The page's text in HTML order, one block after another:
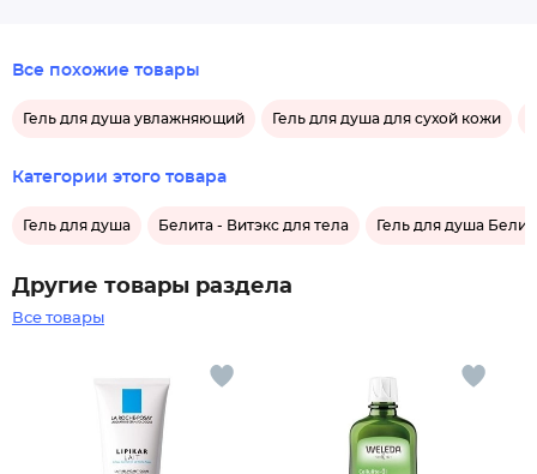
Все похожие товары
Гель для душа увлажняющий Гель для душа для сухой кожи
Категории этого товара
Гель для душа Белита - Витэкс для тела Гель для душа
Другие товары раздела
Все товары